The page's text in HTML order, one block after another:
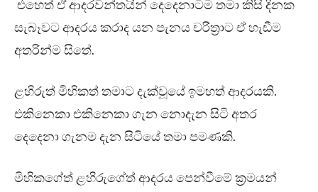
එහෙත් ඒ ආදරවන්තයින් දෙදෙනාටම තමා කිසි දිනක
සැබෑවට ආදරය කරාද යන පැනය චරිත්‍රාට ඒ හැඬීම
අතරින්ම සිතේ.
ළහිරුත් මිහිකත් තමාට දැක්වූයේ ඉමහත් ආදරයකි.
එකිනෙකා එකිනෙකා ගැන නොදැන සිටි අතර
දෙදෙනා ගැනම දැන සිටියේ තමා පමණකි.
මිහිකගේත් ළහිරුගේත් ආදරය පෙන්වීමේ ක්‍රමයන්